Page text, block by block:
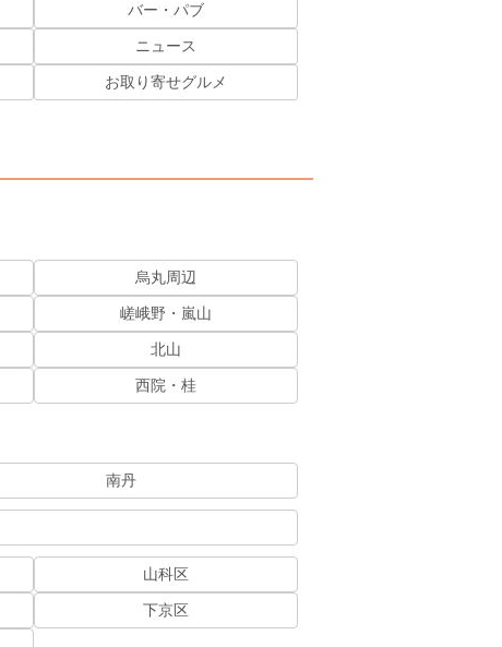
バー・パブ
ニュース
お取り寄せグルメ
烏丸周辺
嵯峨野・嵐山
北山
西院・桂
南丹
山科区
下京区